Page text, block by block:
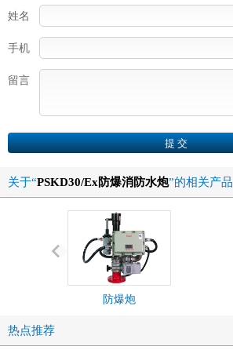
姓名
手机
留言
关于“PSKD30/Ex防爆消防水炮”的相关产品
防爆炮
热点推荐